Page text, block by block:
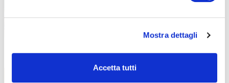
Mostra dettagli
Accetta tutti
cartotecnica!